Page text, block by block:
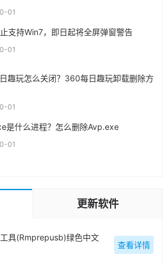
01
支持Win7，即日起将全屏弹窗警告
01
趣玩怎么关闭？360每日趣玩卸载删除方
01
是什么进程？怎么删除Avp.exe
01
更新软件
具(Rmprepusb)绿色中文
查看详情